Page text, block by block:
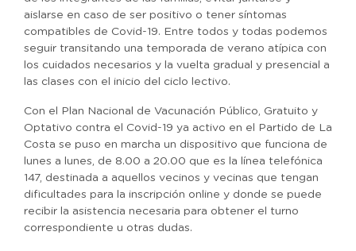
aislarse en caso de ser positivo o tener síntomas
compatibles de Covid-19. Entre todos y todas podemos
seguir transitando una temporada de verano atípica con
los cuidados necesarios y la vuelta gradual y presencial a
las clases con el inicio del ciclo lectivo.
Con el Plan Nacional de Vacunación Público, Gratuito y
Optativo contra el Covid-19 ya activo en el Partido de La
Costa se puso en marcha un dispositivo que funciona de
lunes a lunes, de 8.00 a 20.00 que es la línea telefónica
147, destinada a aquellos vecinos y vecinas que tengan
dificultades para la inscripción online y donde se puede
recibir la asistencia necesaria para obtener el turno
correspondiente u otras dudas.